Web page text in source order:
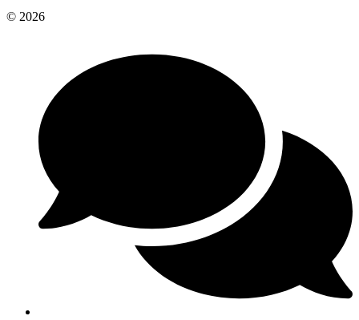
© 2026